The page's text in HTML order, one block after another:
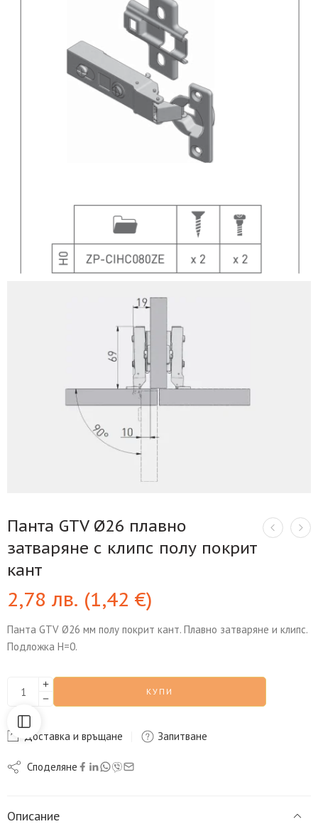
Панта GTV Ø26 плавно
затваряне с клипс полу покрит
кант
2,78лв. (1,42€)
Панта GTV Ø26 мм полу покрит кант. Плавно затваряне и клипс.
Подложка H=0.
КУПИ
Доставка и връщане Запитване
Споделяне
Описание